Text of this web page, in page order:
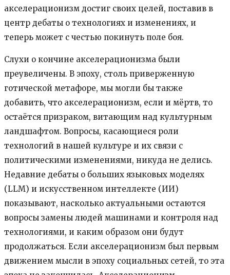
акселерационизм достиг своих целей, поставив в
центр дебаты о технологиях и изменениях, и
теперь может с честью покинуть поле боя.
Слухи о кончине акселерационизма были
преувеличены. В эпоху, столь приверженную
готической метафоре, мы могли бы также
добавить, что акселерационизм, если и мёртв, то
остаётся призраком, витающим над культурным
ландшафтом. Вопросы, касающиеся роли
технологий в нашей культуре и их связи с
политическими изменениями, никуда не делись.
Недавние дебаты о больших языковых моделях
(LLM) и искусственном интеллекте (ИИ)
показывают, насколько актуальными остаются
вопросы замены людей машинами и контроля над
технологиями, и каким образом они будут
продолжаться. Если акселерационизм был первым
движением мысли в эпоху социальных сетей, то эта